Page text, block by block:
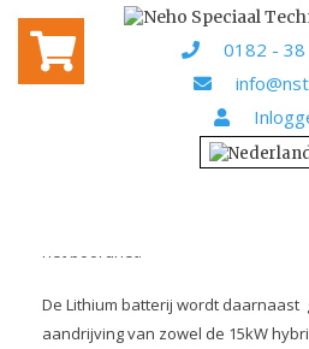
0182 -
SKYFALL
Voor Ronald Elbers (eigenaar van
hebben we een systeem
4 stuks 200Ah Victron 12,8V
het boordnet.
De Lithium batterij wordt daarnaast
aandrijving van zowel de 15kW